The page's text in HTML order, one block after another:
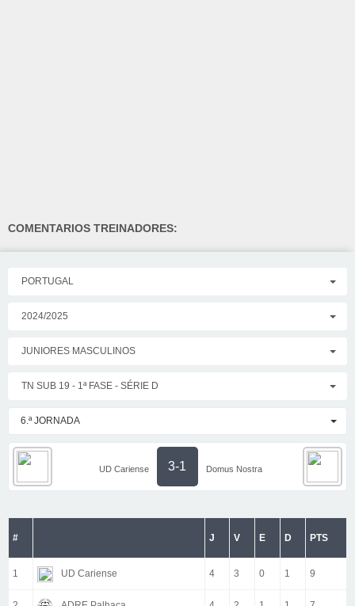
COMENTARIOS TREINADORES:
PORTUGAL
2024/2025
JUNIORES MASCULINOS
TN SUB 19 - 1ª FASE - SÉRIE D
6.ª JORNADA
UD Cariense 3-1 Domus Nostra
# J V E D PTS
1 UD Cariense 4 3 0 1 9